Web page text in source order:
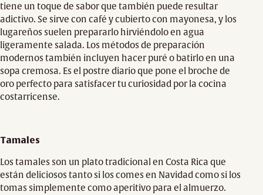
tiene un toque de sabor que también puede resultar
adictivo. Se sirve con café y cubierto con mayonesa, y los
lugareños suelen prepararlo hirviéndolo en agua
ligeramente salada. Los métodos de preparación
modernos también incluyen hacer puré o batirlo en una
sopa cremosa. Es el postre diario que pone el broche de
oro perfecto para satisfacer tu curiosidad por la cocina
costarricense.
Tamales
Los tamales son un plato tradicional en Costa Rica que
están deliciosos tanto si los comes en Navidad como si los
tomas simplemente como aperitivo para el almuerzo.